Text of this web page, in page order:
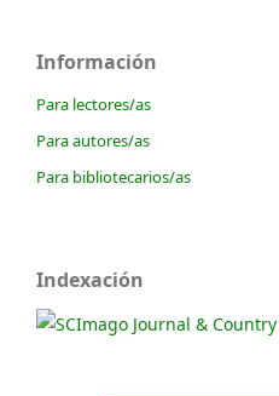
Información
Para lectores/as
Para autores/as
Para bibliotecarios/as
Indexación